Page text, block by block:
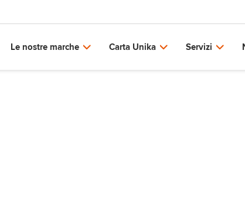
Le nostre marche Carta Unika Servizi